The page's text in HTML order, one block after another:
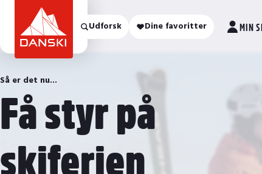
REJSEMÅL SKIFERIE PÅ TILBUD
Udforsk Dine favoritter MIN
Så er det nu...
Få styr på
skiferien